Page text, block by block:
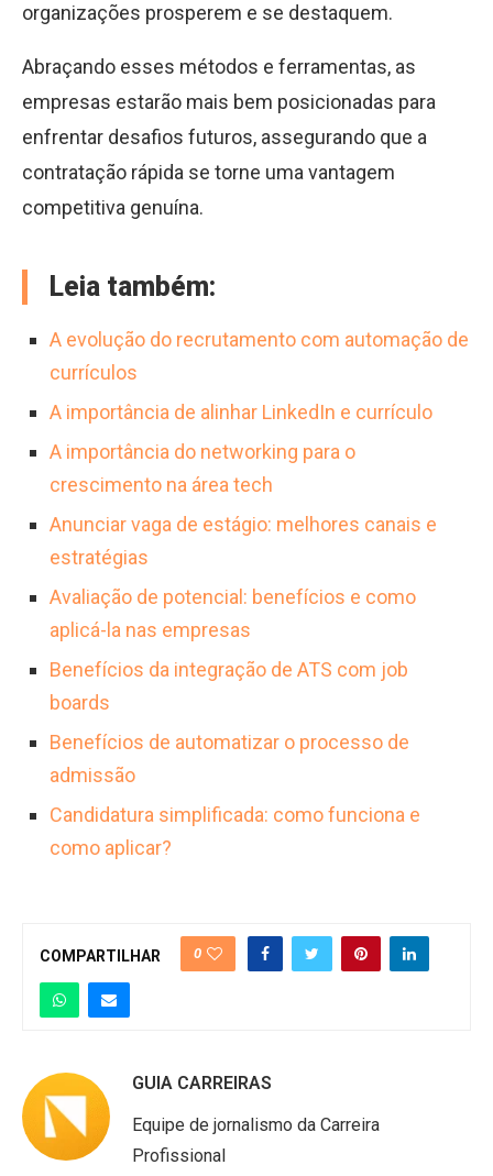
organizações prosperem e se destaquem.
Abraçando esses métodos e ferramentas, as
empresas estarão mais bem posicionadas para
enfrentar desafios futuros, assegurando que a
contratação rápida se torne uma vantagem
competitiva genuína.
Leia também:
A evolução do recrutamento com automação de
currículos
A importância de alinhar LinkedIn e currículo
A importância do networking para o
crescimento na área tech
Anunciar vaga de estágio: melhores canais e
estratégias
Avaliação de potencial: benefícios e como
aplicá-la nas empresas
Benefícios da integração de ATS com job
boards
Benefícios de automatizar o processo de
admissão
Candidatura simplificada: como funciona e
como aplicar?
COMPARTILHAR 0
GUIA CARREIRAS
Equipe de jornalismo da Carreira
Profissional